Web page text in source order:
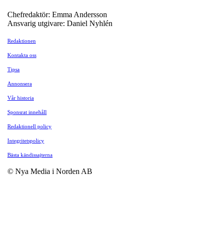
Chefredaktör: Emma Andersson
Ansvarig utgivare: Daniel Nyhlén
Redaktionen
Kontakta oss
Tipsa
Annonsera
Vår historia
Sponsrat innehåll
Redaktionell policy
Integritetspolicy
Bästa kändissajterna
© Nya Media i Norden AB